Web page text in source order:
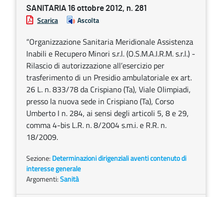
SANITARIA 16 ottobre 2012, n. 281
Scarica Ascolta
“Organizzazione Sanitaria Meridionale Assistenza
Inabili e Recupero Minori s.r.l. (O.S.M.A.I.R.M. s.r.l.) -
Rilascio di autorizzazione all’esercizio per
trasferimento di un Presidio ambulatoriale ex art.
26 L. n. 833/78 da Crispiano (Ta), Viale Olimpiadi,
presso la nuova sede in Crispiano (Ta), Corso
Umberto I n. 284, ai sensi degli articoli 5, 8 e 29,
comma 4-bis L.R. n. 8/2004 s.m.i. e R.R. n.
18/2009.
Sezione: Determinazioni dirigenziali aventi contenuto di
interesse generale
Argomenti:Sanità